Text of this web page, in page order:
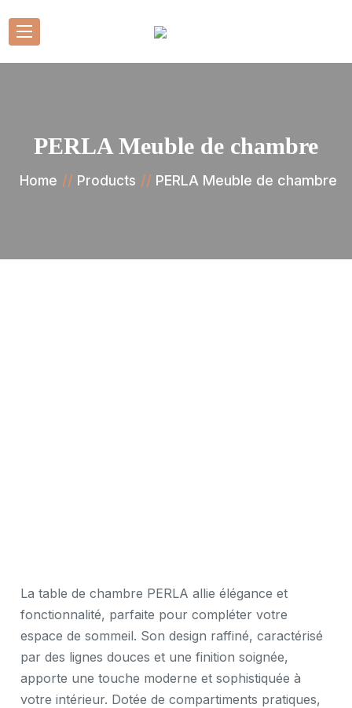
PERLA Meuble de chambre
Home Products PERLA Meuble de chambre
La table de chambre PERLA allie élégance et
fonctionnalité, parfaite pour compléter votre
espace de sommeil. Son design raffiné, caractérisé
par des lignes douces et une finition soignée,
apporte une touche moderne et sophistiquée à
votre intérieur. Dotée de compartiments pratiques,